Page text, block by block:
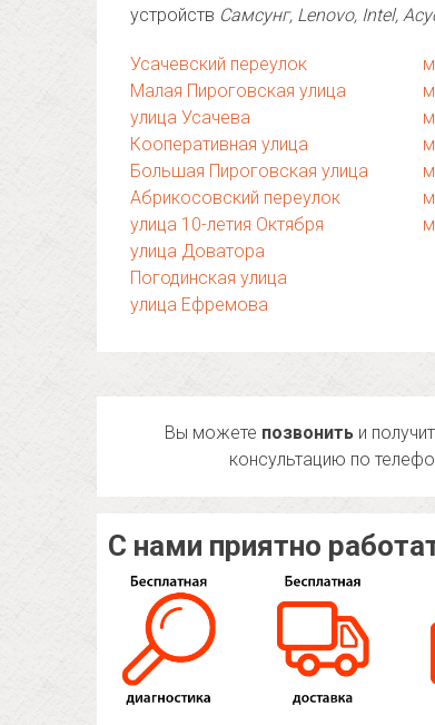
устройств Самсунг, Lenovo, Intel,
Усачевский переулок
Малая Пироговская улица
улица Усачева
Кооперативная улица
Большая Пироговская улица
Абрикосовский переулок
улица 10-летия Октября
улица Доватора
Погодинская улица
улица Ефремова
Вы можете позвонить и
консультацию по
С нами приятно